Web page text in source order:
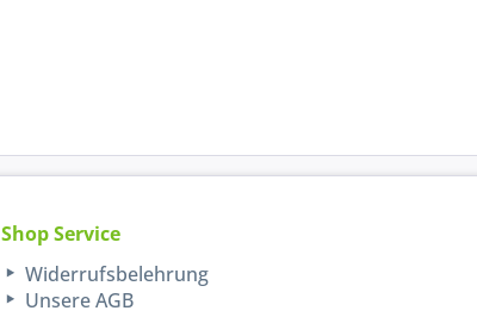
Shop Service
Widerrufsbelehrung
Unsere AGB